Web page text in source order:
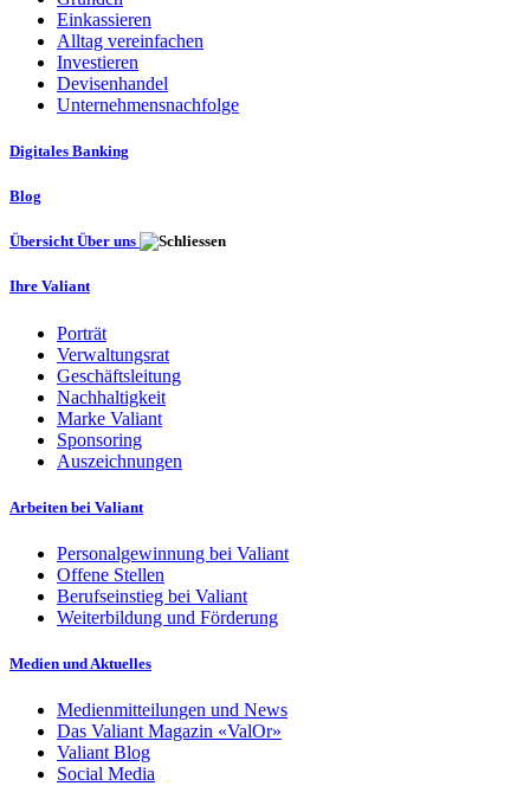
Einkassieren
Alltag vereinfachen
Investieren
Devisenhandel
Unternehmensnachfolge
Digitales Banking
Blog
Übersicht Über uns
Ihre Valiant
Porträt
Verwaltungsrat
Geschäftsleitung
Nachhaltigkeit
Marke Valiant
Sponsoring
Auszeichnungen
Arbeiten bei Valiant
Personalgewinnung bei Valiant
Offene Stellen
Berufseinstieg bei Valiant
Weiterbildung und Förderung
Medien und Aktuelles
Medienmitteilungen und News
Das Valiant Magazin «ValOr»
Valiant Blog
Social Media